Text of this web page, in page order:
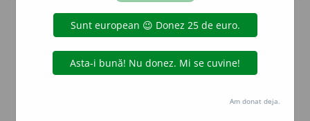
info
Aceste definiții sunt compilate de
echipa dexonline. Definițiile
originale se află pe filadefiniții.
Puteți reordona filele pe pagina de
Am donat deja.